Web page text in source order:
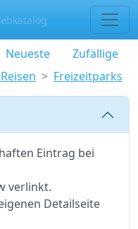
Neueste
Zufällige
Freizeitparks
Eintrag bei
verlinkt.
Detailseite